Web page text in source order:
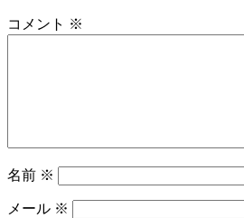
コメント ※
名前 ※
メール ※